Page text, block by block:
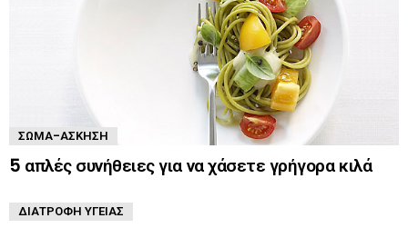
ΣΏΜΑ-ΆΣΚΗΣΗ
5 απλές συνήθειες για να χάσετε γρήγορα κιλά
ΔΙΑΤΡΟΦΉ ΥΓΕΊΑΣ